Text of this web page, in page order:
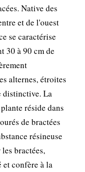
Native des
et de l'ouest
se caractérise
30 à 90 cm de
alternes, étroites
distinctive. La
réside dans
de bractées
résineuse
bractées,
confère à la